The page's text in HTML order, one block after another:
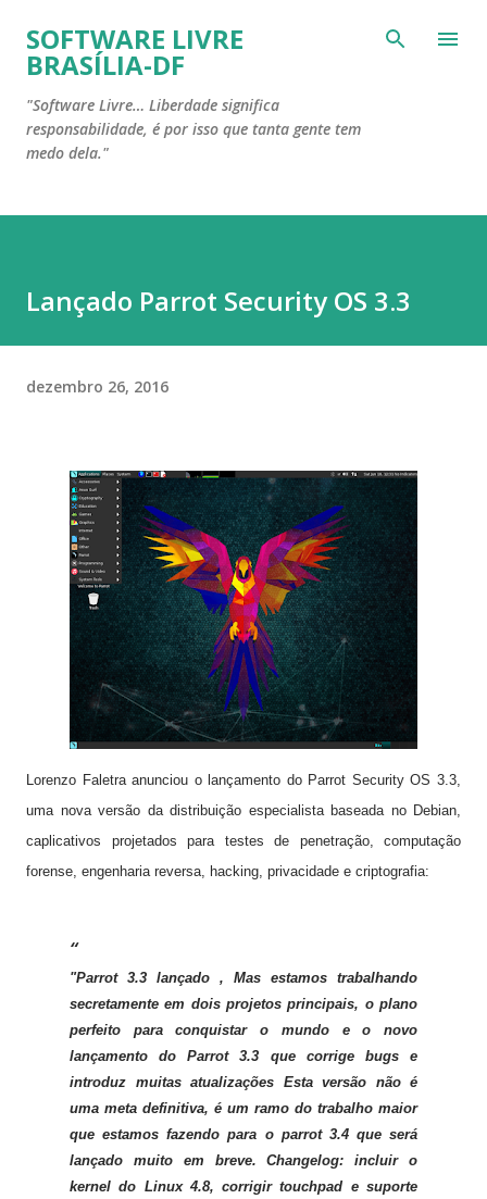
Pular para o conteúdo principal
SOFTWARE LIVRE
BRASÍLIA-DF
"Software Livre… Liberdade significa
responsabilidade, é por isso que tanta gente tem
medo dela."
Lançado Parrot Security OS 3.3
dezembro 26, 2016
Lorenzo Faletra anunciou o lançamento do Parrot Security OS 3.3,
uma nova versão da distribuição especialista baseada no Debian,
caplicativos projetados para testes de penetração, computação
forense, engenharia reversa, hacking, privacidade e criptografia:
"Parrot 3.3 lançado , Mas estamos trabalhando
secretamente em dois projetos principais, o plano
perfeito para conquistar o mundo e o novo
lançamento do Parrot 3.3 que corrige ​​bugs e
introduz muitas atualizações Esta versão não é
uma meta definitiva, é um ramo do trabalho maior
que estamos fazendo para o parrot 3.4 que será
lançado muito em breve. Changelog: incluir o
kernel do Linux 4.8, corrigir touchpad e suporte